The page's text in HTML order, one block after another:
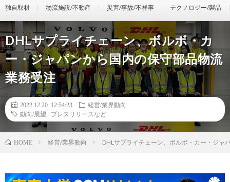
独自取材 物流施設/不動産 災害/事故/不祥事 テクノロジー/製品
DHLサプライチェーン、ボルボ・カ
ー・ジャパンから国内の保守部品物流
業務受注
2022.12.20 12:54:23
経営/業界動向
動向/展望
プレスリリースなど
HOME 経営/業界動向 DHLサプライチェーン、ボルボ・カー・ジャ